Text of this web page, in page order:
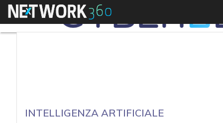
Menu
INTELLIGENZA ARTIFICIALE